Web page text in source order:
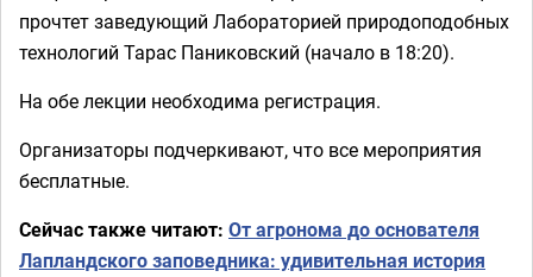
прочтет заведующий Лабораторией природоподобных
технологий Тарас Паниковский (начало в 18:20).
На обе лекции необходима регистрация.
Организаторы подчеркивают, что все мероприятия
бесплатные.
Сейчас также читают: От агронома до основателя
Лапландского заповедника: удивительная история